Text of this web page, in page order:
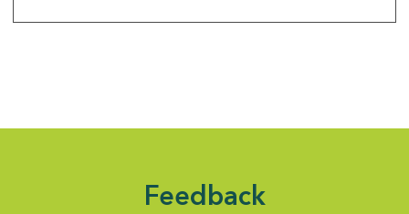
Feedback